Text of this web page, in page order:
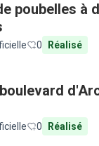
poubelles à
0 Réalisé
0 Réalisé